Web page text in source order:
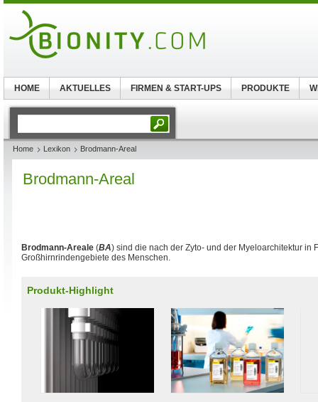
Home Lexikon Brodmann-Areal
Brodmann-Areal
Brodmann-Areale (BA) sind die nach der Zyto- und der Myeloarchitektur in
Großhirnrindengebiete des Menschen.
Produkt-Highlight
HOME AKTUELLES FIRMEN & START-UPS PRODUKTE